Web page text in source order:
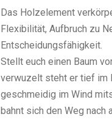
Das Holzelement
Flexibilität, Aufbruch zu
Entscheidungsfähigkeit.
Stellt euch einen Baum
verwuzelt steht er tief im
geschmeidig im Wind
bahnt sich den Weg